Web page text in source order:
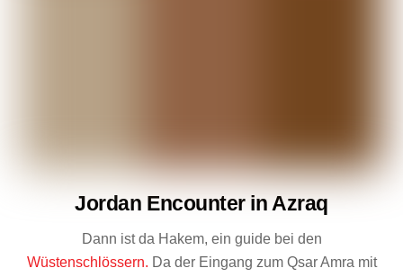
Jordan Encounter in Azraq
Dann ist da Hakem, ein guide bei den
Wüstenschlössern. Da der Eingang zum Qsar Amra mit